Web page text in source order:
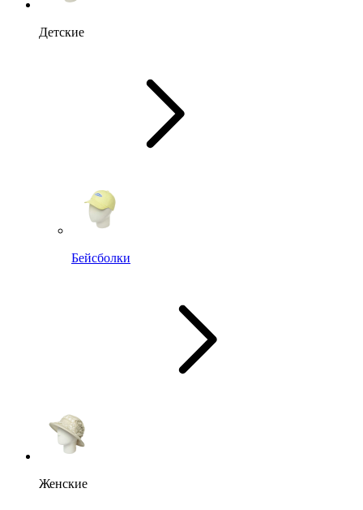
Детские
Бейсболки
Женские